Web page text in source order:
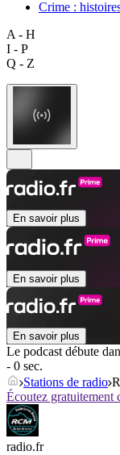
Crime :
A - H
I - P
Q - Z
En savoir plus
En savoir plus
En savoir plus
Le podcast débute
- 0 sec.
Stations de radio
Écoutez gratuitement
radio.fr